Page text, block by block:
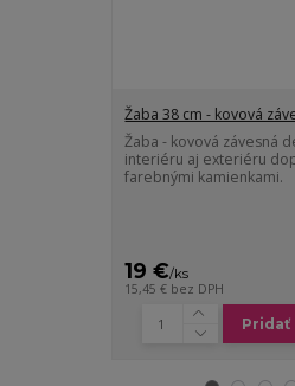
Žaba 38 cm - kovová
Žaba - kovová závesná
interiéru aj exteriéru
farebnými kamienkami.
19 €/ks
15,45 € bez DPH
Pridať